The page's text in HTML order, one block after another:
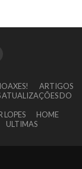
ARTIGOS
ATUALIZAÇÕES DO
LOPES
HOME
ULTIMAS